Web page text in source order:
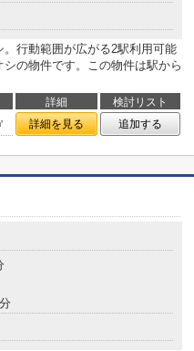
。行動範囲が広がる2駅利用可能
の物件です。この物件は駅から
詳細
検討リスト
詳細を見る 追加する